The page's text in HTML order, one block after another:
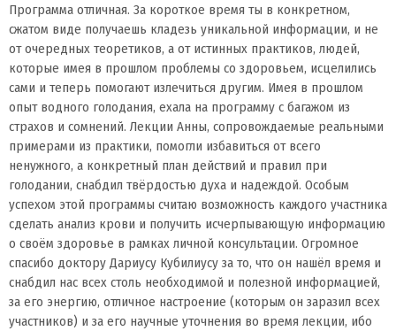
Программа отличная. За короткое время ты в конкретном,
сжатом виде получаешь кладезь уникальной информации, и не
от очередных теоретиков, а от истинных практиков, людей,
которые имея в прошлом проблемы со здоровьем, исцелились
сами и теперь помогают излечиться другим. Имея в прошлом
опыт водного голодания, ехала на программу с багажом из
страхов и сомнений. Лекции Анны, сопровождаемые реальными
примерами из практики, помогли избавиться от всего
ненужного, а конкретный план действий и правил при
голодании, снабдил твёрдостью духа и надеждой. Особым
успехом этой программы считаю возможность каждого участника
сделать анализ крови и получить исчерпывающую информацию
о своём здоровье в рамках личной консультации. Огромное
спасибо доктору Дариусу Кубилиусу за то, что он нашёл время и
снабдил нас всех столь необходимой и полезной информацией,
за его энергию, отличное настроение (которым он заразил всех
участников) и за его научные уточнения во время лекции, ибо